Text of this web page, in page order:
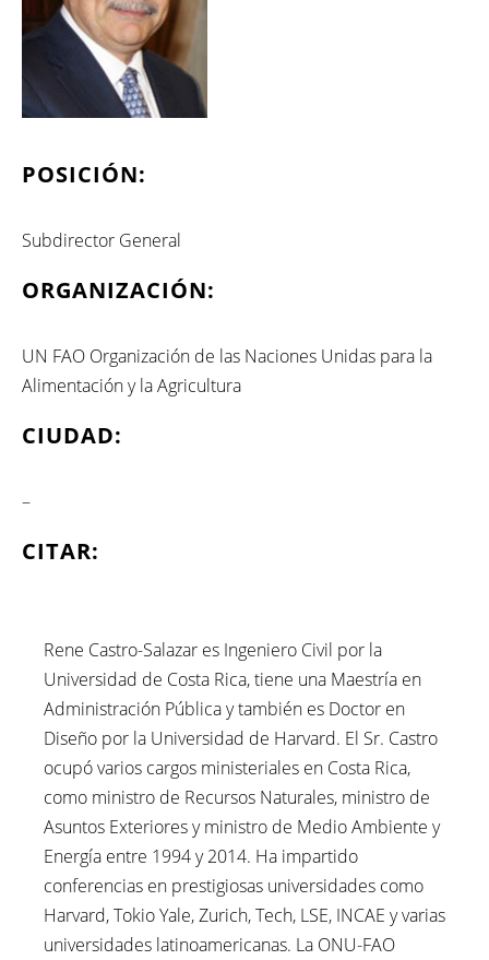
Rene Castro-Salazar es Ingeniero Civil por la
Universidad de Costa Rica, tiene una Maestría en
Administración Pública y también es Doctor en
Diseño por la Universidad de Harvard. El Sr. Castro
ocupó varios cargos ministeriales en Costa Rica,
como ministro de Recursos Naturales, ministro de
Asuntos Exteriores y ministro de Medio Ambiente y
Energía entre 1994 y 2014. Ha impartido
conferencias en prestigiosas universidades como
Harvard, Tokio Yale, Zurich, Tech, LSE, INCAE y varias
universidades latinoamericanas. La ONU-FAO
POSICIÓN:
Subdirector General
ORGANIZACIÓN:
UN FAO Organización de las Naciones Unidas para la
Alimentación y la Agricultura
CIUDAD:
–
CITAR: